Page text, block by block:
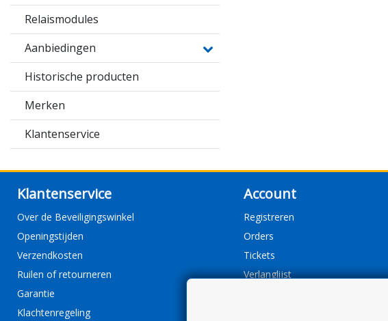
Relaismodules
Aanbiedingen
Historische producten
Merken
Klantenservice
Klantenservice
Over de Beveiligingswinkel
Openingstijden
Verzendkosten
Ruilen of retourneren
Garantie
Klachtenregeling
Account
Registreren
Orders
Tickets
Verlanglijst